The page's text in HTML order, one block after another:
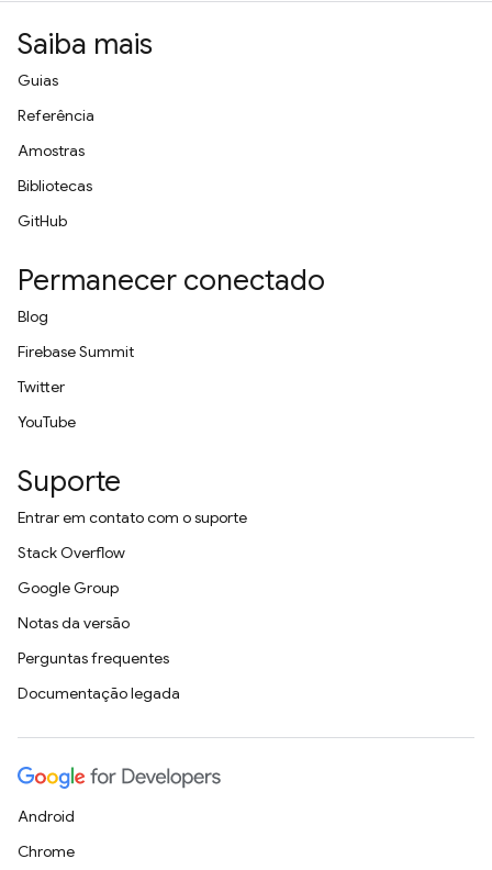
Saiba mais
Guias
Referência
Amostras
Bibliotecas
GitHub
Permanecer conectado
Blog
Firebase Summit
Twitter
YouTube
Suporte
Entrar em contato com o suporte
Stack Overflow
Google Group
Notas da versão
Perguntas frequentes
Documentação legada
Android
Chrome